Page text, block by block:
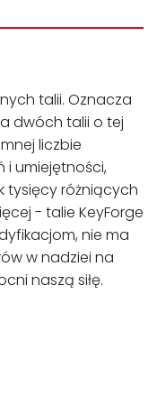
talii. Oznacza
dwóch talii o tej
liczbie
umiejętności,
tysięcy różniących
- talie KeyForge
nie ma
w nadziei na
naszą siłę.